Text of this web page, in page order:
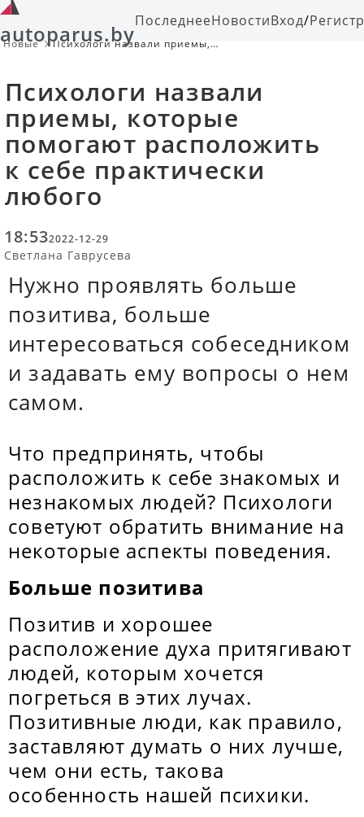
autoparus.byПоследнееНовостиВход/
Новые
Психологи назвали приемы,
Психологи назвали
приемы, которые
помогают расположить
к себе практически
любого
18:532022-12-29
Светлана Гаврусева
Нужно проявлять больше
позитива, больше
интересоваться собеседником
и задавать ему вопросы о нем
самом.
Что предпринять, чтобы
расположить к себе знакомых и
незнакомых людей? Психологи
советуют обратить внимание на
некоторые аспекты поведения.
Больше позитива
Позитив и хорошее
расположение духа притягивают
людей, которым хочется
погреться в этих лучах.
Позитивные люди, как правило,
заставляют думать о них лучше,
чем они есть, такова
особенность нашей психики.